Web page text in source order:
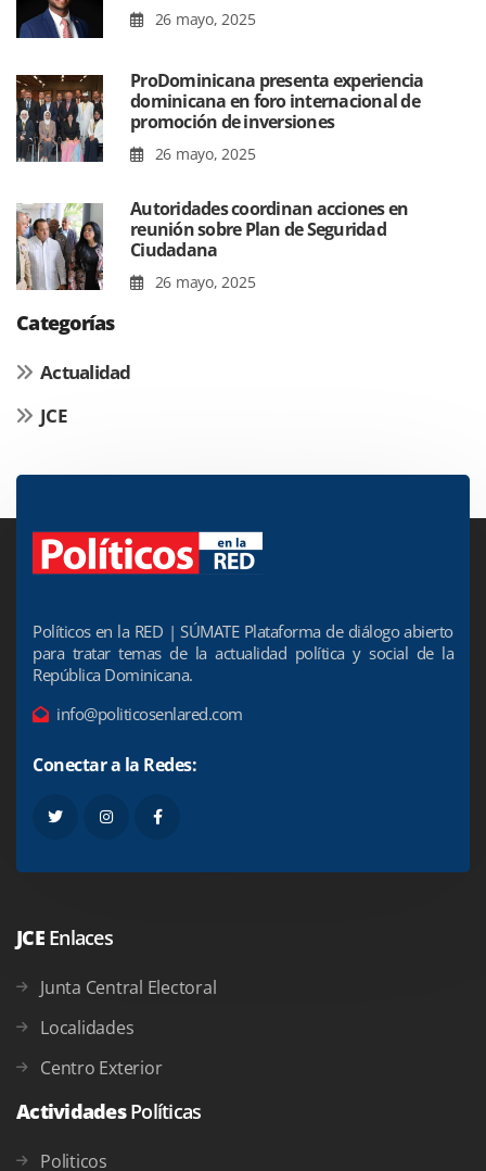
26 mayo, 2025
ProDominicana presenta experiencia
dominicana en foro internacional de
promoción de inversiones
26 mayo, 2025
Autoridades coordinan acciones en
reunión sobre Plan de Seguridad
Ciudadana
26 mayo, 2025
Categorías
Actualidad
JCE
Políticos en la RED | SÚMATE Plataforma de diálogo abierto
para tratar temas de la actualidad política y social de la
República Dominicana.
info@politicosenlared.com
Conectar a la Redes:
JCE Enlaces
Junta Central Electoral
Localidades
Centro Exterior
ActividadesPolíticas
Politicos